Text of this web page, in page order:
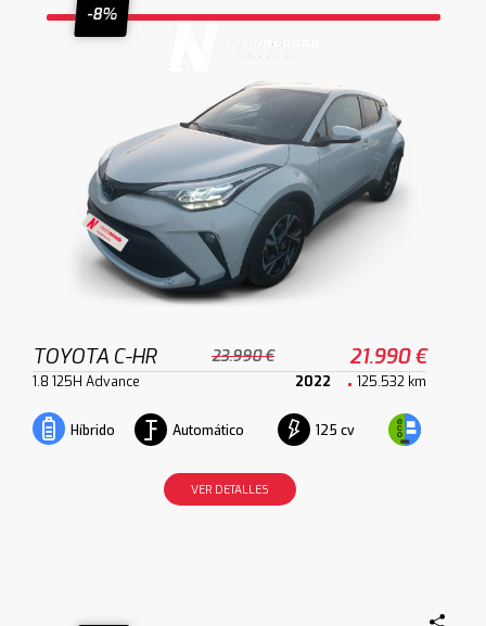
-8%
TOYOTA C-HR 23.990 € 21.990 €
1.8 125H Advance 2022 125.532 km
Híbrido Automático 125 cv
VER DETALLES